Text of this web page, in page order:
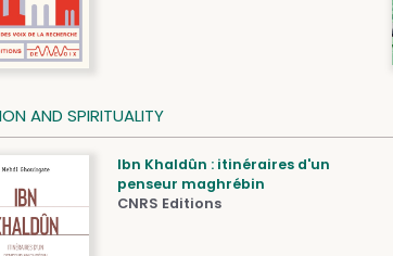
AND SPIRITUALITY
Ibn Khaldûn : itinéraires d'un
penseur maghrébin
CNRS Editions